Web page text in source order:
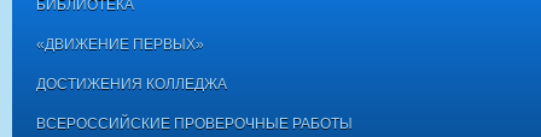
БИБЛИОТЕКА
«ДВИЖЕНИЕ ПЕРВЫХ»
ДОСТИЖЕНИЯ КОЛЛЕДЖА
ВСЕРОССИЙСКИЕ ПРОВЕРОЧНЫЕ РАБОТЫ